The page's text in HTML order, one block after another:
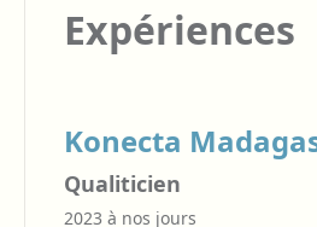
Expériences
Konecta
Qualiticien
2023 à nos jours